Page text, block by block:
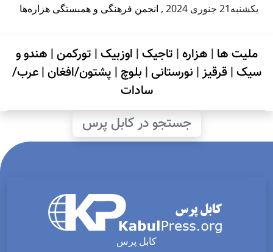
يكشنبه21 جنوری 2024 , انجمن فرهنگی و همبستگی هزاره‌ها
ملیت ها | هزاره| تاجیک| اوزبیک| تورکمن| هندو و
سیک| قرقیز| نورستانی| بلوچ | پشتون/افغان|عرب/
سادات
جستجو در کابل پرس
کابل پرس